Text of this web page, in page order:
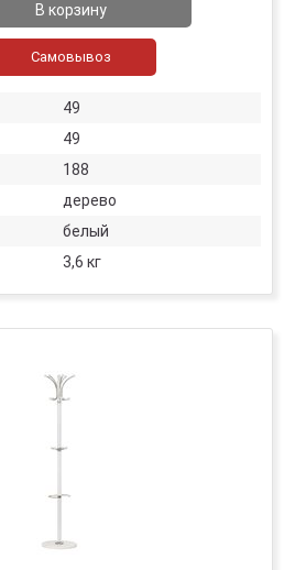
В корзину
Самовывоз
49
49
188
дерево
белый
3,6 кг